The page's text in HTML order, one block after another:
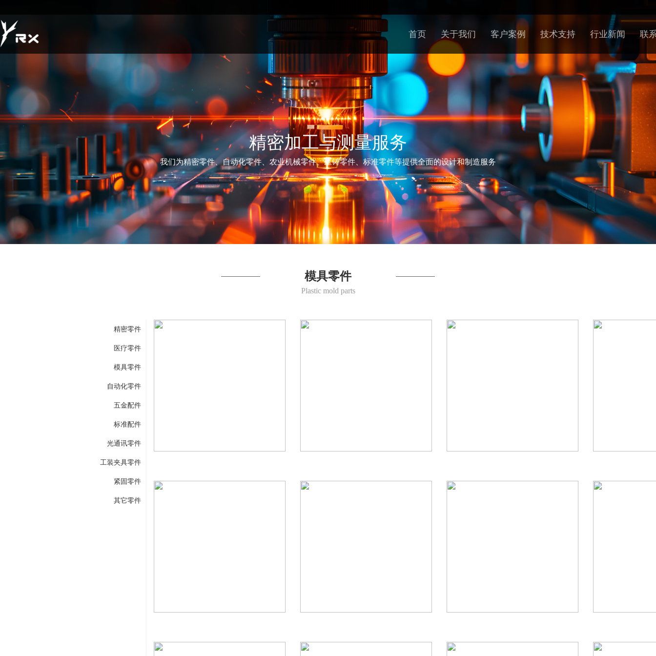
首页 关于我们 客户案例 技术支持 行业新闻 联
精密加工与测量服务
我们为精密零件、自动化零件、农业机械零件、压铸零件、标准零件等提供全面的设计和制造服务
模具零件
Plastic mold parts
精密零件
医疗零件
模具零件
自动化零件
五金配件
标准配件
光通讯零件
工装夹具零件
紧固零件
其它零件